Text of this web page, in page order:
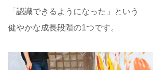
「認識できるようになった」という
健やかな成長段階の1つです。